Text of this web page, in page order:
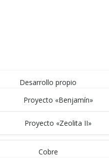
Desarrollo propio
Proyecto «Benjamín»
Proyecto «Zeolita II»
Cobre